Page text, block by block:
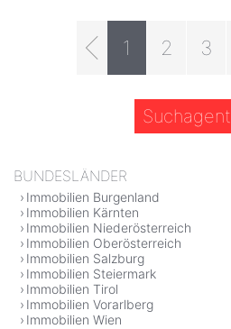
1 2 3
Suchagent
BUNDESLÄNDER
Immobilien Burgenland
Immobilien Kärnten
Immobilien Niederösterreich
Immobilien Oberösterreich
Immobilien Salzburg
Immobilien Steiermark
Immobilien Tirol
Immobilien Vorarlberg
Immobilien Wien